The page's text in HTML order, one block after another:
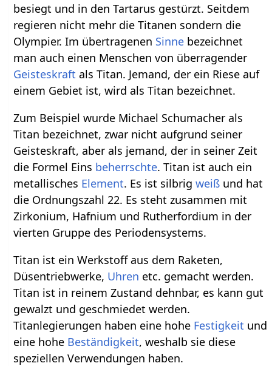
besiegt und in den Tartarus gestürzt. Seitdem
regieren nicht mehr die Titanen sondern die
Olympier. Im übertragenen Sinne bezeichnet
man auch einen Menschen von überragender
Geisteskraft als Titan. Jemand, der ein Riese auf
einem Gebiet ist, wird als Titan bezeichnet.
Zum Beispiel wurde Michael Schumacher als
Titan bezeichnet, zwar nicht aufgrund seiner
Geisteskraft, aber als jemand, der in seiner Zeit
die Formel Eins beherrschte. Titan ist auch ein
metallisches Element. Es ist silbrigweiß und hat
die Ordnungszahl 22. Es steht zusammen mit
Zirkonium, Hafnium und Rutherfordium in der
vierten Gruppe des Periodensystems.
Titan ist ein Werkstoff aus dem Raketen,
Düsentriebwerke, Uhren etc. gemacht werden.
Titan ist in reinem Zustand dehnbar, es kann gut
gewalzt und geschmiedet werden.
Titanlegierungen haben eine hohe Festigkeit und
eine hohe Beständigkeit, weshalb sie diese
speziellen Verwendungen haben.